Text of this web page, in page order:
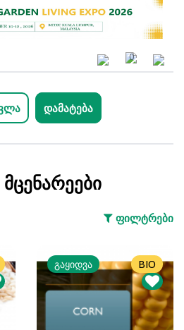
0
დამატება
ფილტრები
გაყიდვა BIO